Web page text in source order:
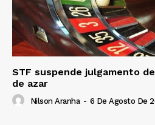
STF suspende julgamento
de azar
Nilson Aranha - 6 De Agosto De